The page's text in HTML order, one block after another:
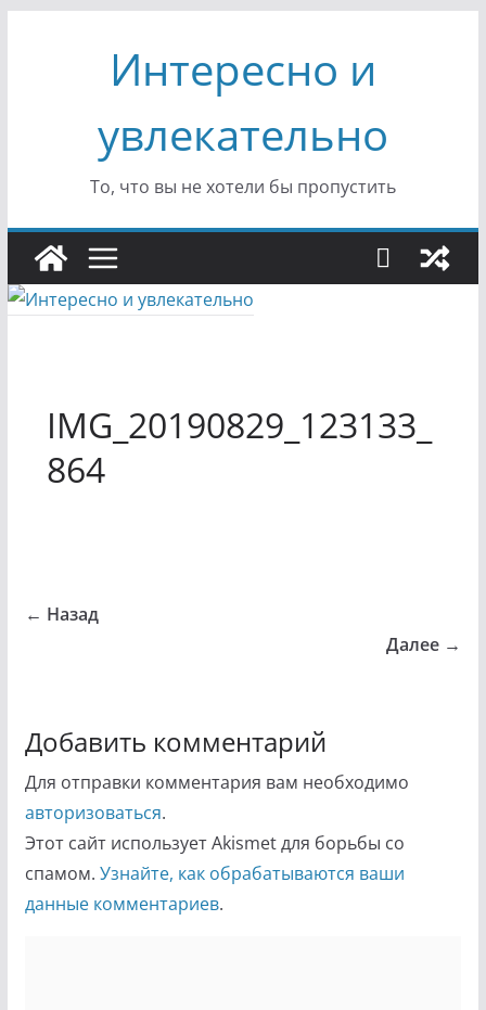
содержимомуИнтересно и
увлекательно
То, что вы не хотели бы пропустить
IMG_20190829_123133_
864
← Назад
Далее →
Добавить комментарий
Для отправки комментария вам необходимо
авторизоваться.
Этот сайт использует Akismet для борьбы со
спамом. Узнайте, как обрабатываются ваши
данные комментариев.